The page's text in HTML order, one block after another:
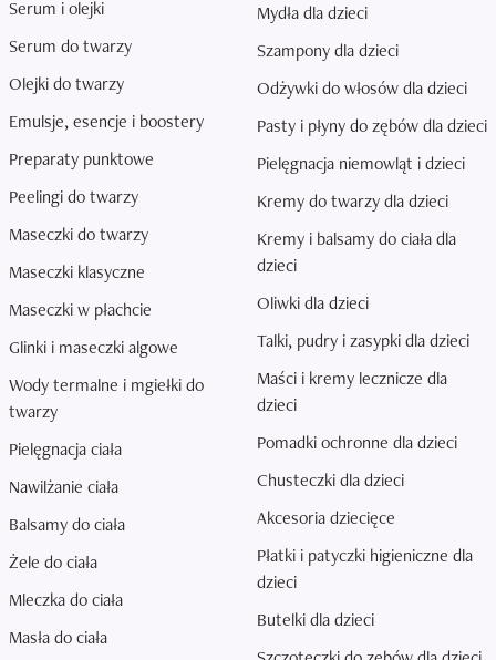
Serum i olejki
Serum do twarzy
Olejki do twarzy
Emulsje, esencje i boostery
Preparaty punktowe
Peelingi do twarzy
Maseczki do twarzy
Maseczki klasyczne
Maseczki w płachcie
Glinki i maseczki algowe
Wody termalne i mgiełki do
twarzy
Pielęgnacja ciała
Nawilżanie ciała
Balsamy do ciała
Żele do ciała
Mleczka do ciała
Masła do ciała
Mydła dla dzieci
Szampony dla dzieci
Odżywki do włosów dla dzieci
Pasty i płyny do zębów dla dzieci
Pielęgnacja niemowląt i dzieci
Kremy do twarzy dla dzieci
Kremy i balsamy do ciała dla
dzieci
Oliwki dla dzieci
Talki, pudry i zasypki dla dzieci
Maści i kremy lecznicze dla
dzieci
Pomadki ochronne dla dzieci
Chusteczki dla dzieci
Akcesoria dziecięce
Płatki i patyczki higieniczne dla
dzieci
Butelki dla dzieci